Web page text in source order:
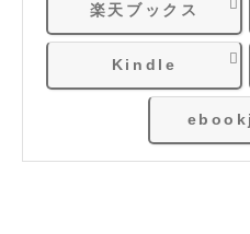
楽天ブックス
Kindle